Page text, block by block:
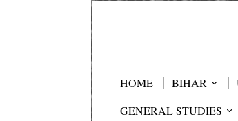
HOME BIHAR
GENERAL STUDIES